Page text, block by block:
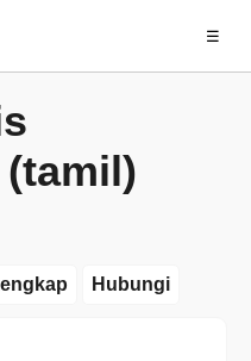
☰
Hubungi